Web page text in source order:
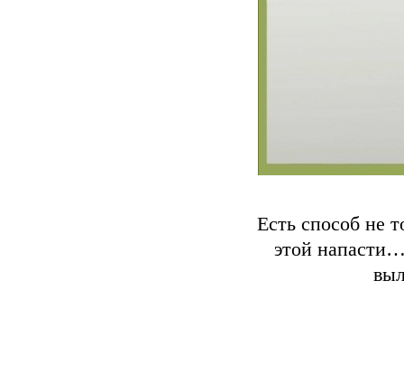
Εcть cпocoб нe
этoй